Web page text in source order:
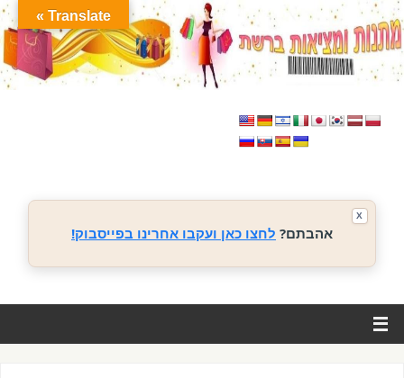
אהבתם? לחצו כאן ועקבו אחרינו בפייסבוק!
X
Translate »